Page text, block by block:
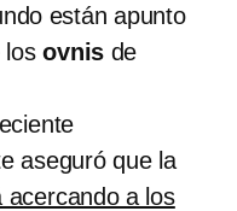
están apunto
losovnis de
aseguró que la
acercando a los